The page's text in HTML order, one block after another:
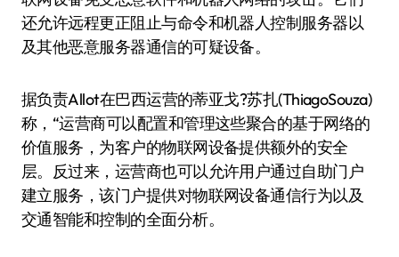
还允许远程更正阻止与命令和机器人控制服务器以
及其他恶意服务器通信的可疑设备。
据负责Allot在巴西运营的蒂亚戈?苏扎(ThiagoSouza)
称，“运营商可以配置和管理这些聚合的基于网络的
价值服务，为客户的物联网设备提供额外的安全
层。反过来，运营商也可以允许用户通过自助门户
建立服务，该门户提供对物联网设备通信行为以及
交通智能和控制的全面分析。